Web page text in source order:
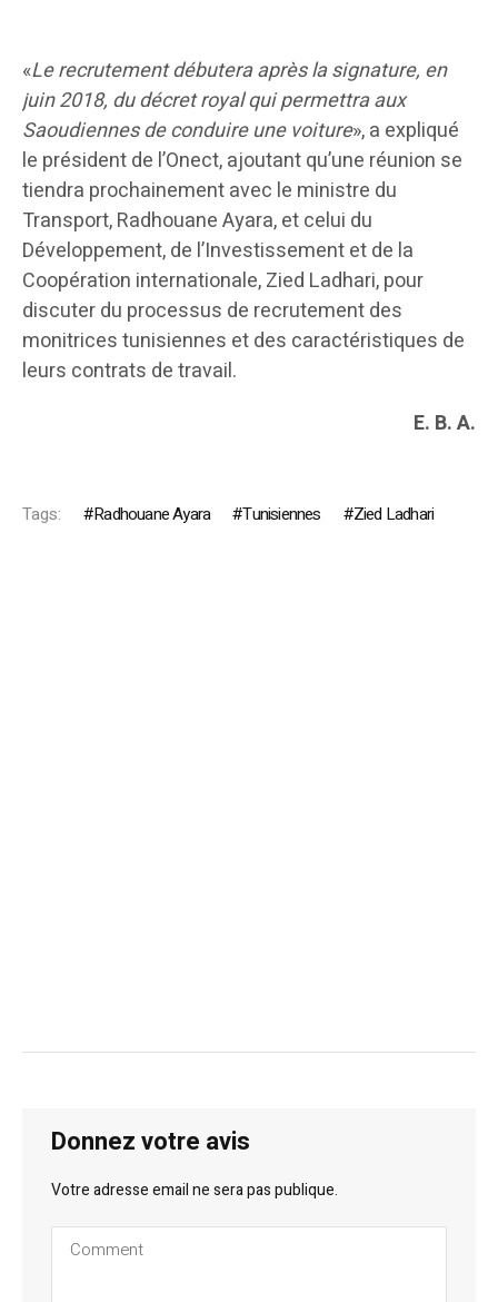
«Le recrutement débutera après la signature, en
juin 2018, du décret royal qui permettra aux
Saoudiennes de conduire une voiture», a expliqué
le président de l’Onect, ajoutant qu’une réunion se
tiendra prochainement avec le ministre du
Transport, Radhouane Ayara, et celui du
Développement, de l’Investissement et de la
Coopération internationale, Zied Ladhari, pour
discuter du processus de recrutement des
monitrices tunisiennes et des caractéristiques de
leurs contrats de travail.
E. B. A.
Tags: Radhouane Ayara Tunisiennes Zied Ladhari
Donnez votre avis
Votre adresse email ne sera pas publique.